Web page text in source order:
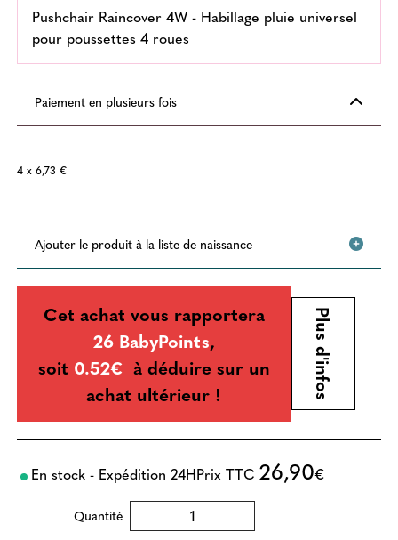
Pushchair Raincover 4W - Habillage pluie universel
pour poussettes 4 roues
Paiement en plusieurs fois
4 x 6,73 €
Ajouter le produit à la liste de naissance
Cet achat vous rapportera
26 BabyPoints,
soit 0.52€ à déduire sur un
achat ultérieur !
Plus d'infos
En stock - Expédition 24HPrix TTC 26,90€
Quantité